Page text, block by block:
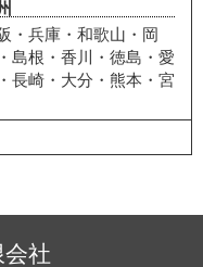
・兵庫・和歌山・岡
島根・香川・徳島・愛
長崎・大分・熊本・宮
社